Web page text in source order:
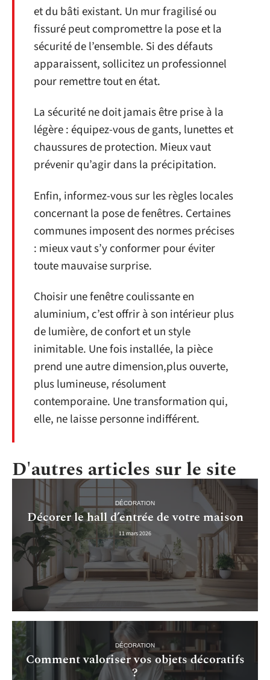
et du bâti existant. Un mur fragilisé ou
fissuré peut compromettre la pose et la
sécurité de l’ensemble. Si des défauts
apparaissent, sollicitez un professionnel
pour remettre tout en état.
La sécurité ne doit jamais être prise à la
légère : équipez-vous de gants, lunettes et
chaussures de protection. Mieux vaut
prévenir qu’agir dans la précipitation.
Enfin, informez-vous sur les règles locales
concernant la pose de fenêtres. Certaines
communes imposent des normes précises
: mieux vaut s’y conformer pour éviter
toute mauvaise surprise.
Choisir une fenêtre coulissante en
aluminium, c’est offrir à son intérieur plus
de lumière, de confort et un style
inimitable. Une fois installée, la pièce
prend une autre dimension,plus ouverte,
plus lumineuse, résolument
contemporaine. Une transformation qui,
elle, ne laisse personne indifférent.
D'autres articles sur le site
DÉCORATION
Décorer le hall d’entrée de votre maison
11 mars 2026
DÉCORATION
Comment valoriser vos objets décoratifs
?